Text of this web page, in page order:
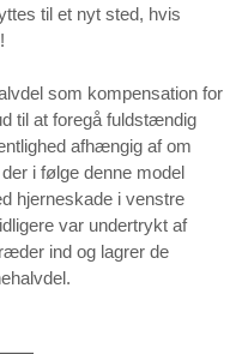
til et nyt sted, hvis
som kompensation for
til at foregå fuldstændig
afhængig af om
i følge denne model
hjerneskade i venstre
var undertrykt af
ind og lagrer de